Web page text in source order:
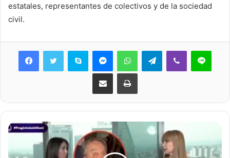
estatales, representantes de colectivos y de la sociedad
civil.
Skype MessengerWhatsAppTelegramViber Line
Share via Email Print